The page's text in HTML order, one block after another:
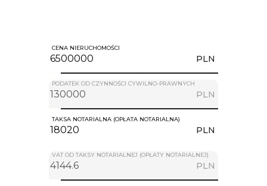
CENA NIERUCHOMOŚCI
PLN
PODATEK OD CZYNNOŚCI CYWILNO-PRAWNYCH
PLN
TAKSA NOTARIALNA (OPŁATA NOTARIALNA)
PLN
VAT OD TAKSY NOTARIALNEJ (OPŁATY NOTARIALNEJ)
PLN